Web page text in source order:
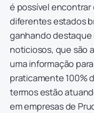
é possível
diferentes estados
ganhando
noticiosos, que são
uma informação
praticamente 100%
termos estão
em empresas de